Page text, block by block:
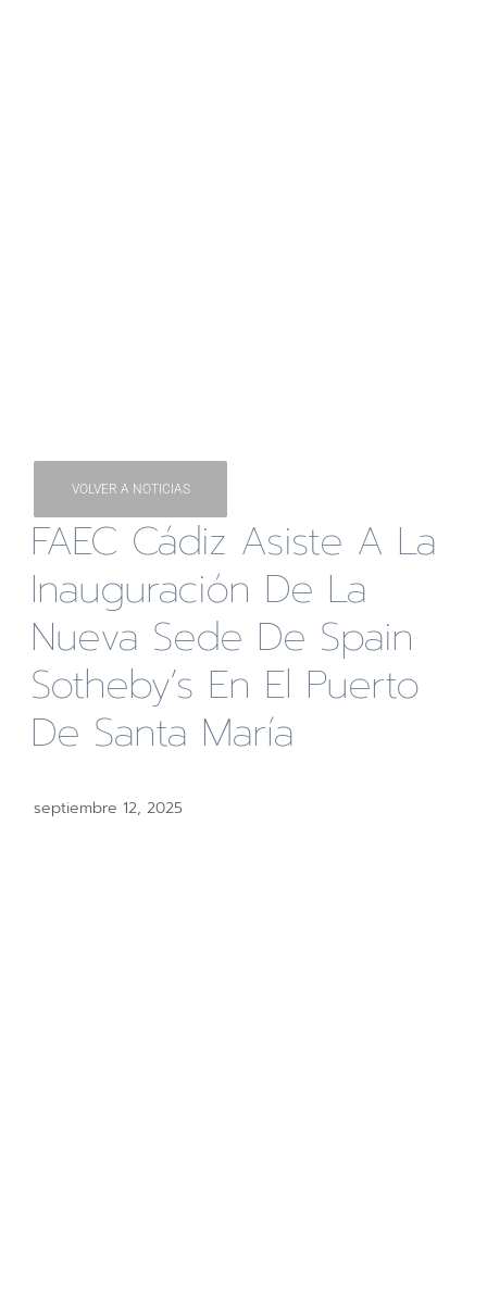
VOLVER A NOTICIAS
FAEC Cádiz Asiste A La
Inauguración De La
Nueva Sede De Spain
Sotheby’s En El Puerto
De Santa María
septiembre 12, 2025